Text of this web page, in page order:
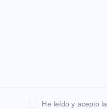
He leído y acepto la